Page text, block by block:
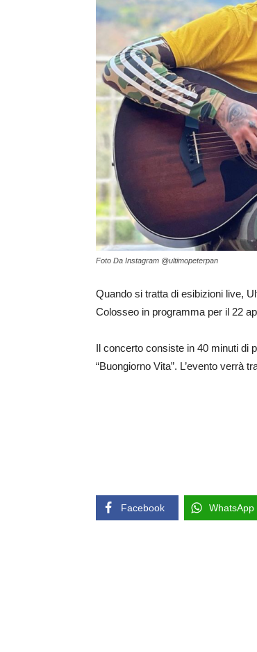
Foto Da Instagram @ultimopeterpan
Quando si tratta di esibizioni live,
Colosseo in programma per il 22
Il concerto consiste in 40 minuti di
“Buongiorno Vita”. L’evento verrà
Facebook WhatsApp